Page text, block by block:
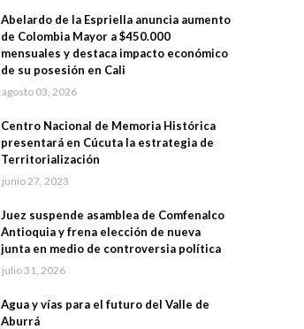
Abelardo de la Espriella anuncia aumento
de Colombia Mayor a $450.000
mensuales y destaca impacto económico
de su posesión en Cali
agosto 03, 2026
Centro Nacional de Memoria Histórica
presentará en Cúcuta la estrategia de
Territorialización
junio 27, 2023
Juez suspende asamblea de Comfenalco
Antioquia y frena elección de nueva
junta en medio de controversia política
julio 31, 2026
Agua y vías para el futuro del Valle de
Aburrá